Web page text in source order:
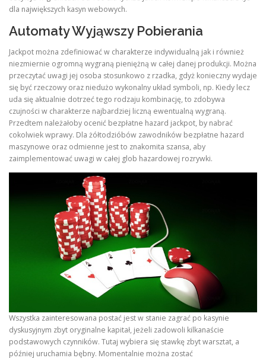
dla największych kasyn webowych.
Automaty Wyjąwszy Pobierania
Jackpot można zdefiniować w charakterze indywidualną jak i również
niezmiernie ogromną wygraną pieniężną w całej danej produkcji. Można
przeczytać uwagi jej osoba stosunkowo z rzadka, gdyż konieczny wydaje
się być rzeczowy oraz niedużo wykonalny układ symboli, np. Kiedy lecz
uda się aktualnie dotrzeć tego rodzaju kombinację, to zdobywa
czujności w charakterze najbardziej liczną ewentualną wygraną.
Przedtem należałoby ocenić bezpłatne hazard jackpot, by nabrać
cokolwiek wprawy. Dla żółtodzióbów zawodników bezpłatne hazard
maszynowe oraz odmienne jest to znakomita szansa, aby
zaimplementować uwagi w całej glob hazardowej rozrywki.
Wszystka zainteresowana postać jest w stanie zagrać po kasynie
dyskusyjnym zbyt oryginalne kapitał, jeżeli zadowoli kilkanaście
podstawowych czynników. Tutaj wybiera się stawkę zbyt warsztat, a
później uruchamia bębny. Momentalnie można zostać